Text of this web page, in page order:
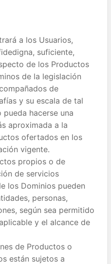
a los Usuarios,
suficiente,
de los Productos
de la legislación
de
y su escala de tal
hacerse una
aproximada a la
ofertados en los
vigente.
propios o de
de servicios
los Dominios pueden
personas,
según sea permitido
y el alcance de
de Productos o
están sujetos a